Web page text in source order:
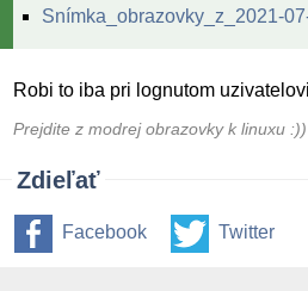
Snímka_obrazovky_z_2021-
Robi to iba pri lognutom
Prejdite z modrej obrazovky k linuxu :))
Zdieľať
Facebook Twitter